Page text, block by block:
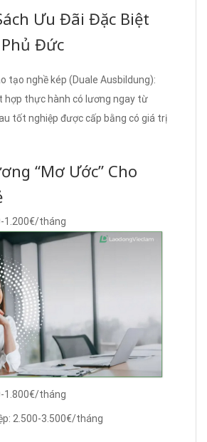
Ưu Đãi Đặc Biệt
Đức
tạo nghề kép (Duale Ausbildung):
hợp thực hành có lương ngay từ
tốt nghiệp được cấp bằng có giá trị
“Mơ Ước” Cho
1.200€/tháng
1.800€/tháng
2.500-3.500€/tháng